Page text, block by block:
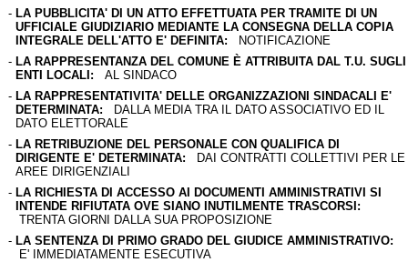
- LA PUBBLICITA' DI UN ATTO EFFETTUATA PER TRAMITE DI UN
UFFICIALE GIUDIZIARIO MEDIANTE LA CONSEGNA DELLA COPIA
INTEGRALE DELL'ATTO E' DEFINITA: NOTIFICAZIONE
- LA RAPPRESENTANZA DEL COMUNE È ATTRIBUITA DAL T.U. SUGLI
ENTI LOCALI: AL SINDACO
- LA RAPPRESENTATIVITA' DELLE ORGANIZZAZIONI SINDACALI E'
DETERMINATA: DALLA MEDIA TRA IL DATO ASSOCIATIVO ED IL
DATO ELETTORALE
- LA RETRIBUZIONE DEL PERSONALE CON QUALIFICA DI
DIRIGENTE E' DETERMINATA: DAI CONTRATTI COLLETTIVI PER LE
AREE DIRIGENZIALI
- LA RICHIESTA DI ACCESSO AI DOCUMENTI AMMINISTRATIVI SI
INTENDE RIFIUTATA OVE SIANO INUTILMENTE TRASCORSI:
TRENTA GIORNI DALLA SUA PROPOSIZIONE
- LA SENTENZA DI PRIMO GRADO DEL GIUDICE AMMINISTRATIVO:
E' IMMEDIATAMENTE ESECUTIVA